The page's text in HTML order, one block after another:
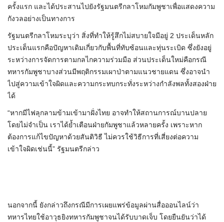
ครั้งแรก และได้ประสานไปยังรัฐมนตรีกลาโหมกัมพูชาเพื่อแสดงความ
กังวลอย่างเป็นทางการ
รัฐมนตรีกลาโหมระบุว่า สิ่งที่ทำให้รู้สึกไม่สบายใจมีอยู่ 2 ประเด็นหลัก
ประเด็นแรกคือปัญหาเดิมเกี่ยวกับพื้นที่ทับซ้อนและทุ่นระเบิด ซึ่งยังอยู่
ระหว่างการจัดการตามกลไกความร่วมมือ ส่วนประเด็นใหม่คือกรณี
ทหารกัมพูชาบางส่วนมีพฤติกรรมเผาป่าตามแนวชายแดน ซึ่งอาจนำ
ไปสู่ความเข้าใจผิดและความกระทบกระทั่งระหว่างกำลังพลทั้งสองฝ่าย
ได้
“หากมีไฟลุกลามข้ามเข้ามาฝั่งไทย อาจทำให้สถานการณ์บานปลาย
โดยไม่จำเป็น เราได้ย้ำเตือนฝ่ายกัมพูชาแล้วหลายครั้ง เพราะหาก
ต้องการแก้ไขปัญหาด้วยสันติวิธี ไม่ควรใช้วิธีการที่เสี่ยงต่อความ
เข้าใจผิดเช่นนี้” รัฐมนตรีกล่าว
นอกจากนี้ ยังกล่าวถึงกรณีมีการเผยแพร่ข้อมูลผ่านสื่อออนไลน์ว่า
ทหารไทยใช้อาวุธยิงทหารกัมพูชาจนได้รับบาดเจ็บ โดยยืนยันว่าได้